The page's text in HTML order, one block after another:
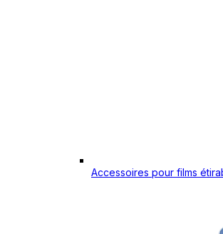
Accessoires pour films